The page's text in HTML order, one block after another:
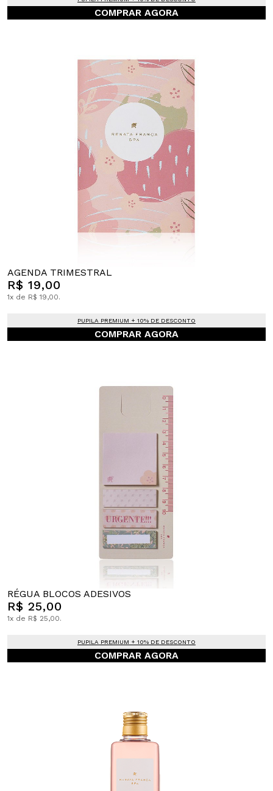
COMPRAR AGORA
AGENDA TRIMESTRAL
R$ 19,00
1x de R$ 19,00.
PUPILA PREMIUM + 10% DE DESCONTO
COMPRAR AGORA
RÉGUA BLOCOS ADESIVOS
R$ 25,00
1x de R$ 25,00.
PUPILA PREMIUM + 10% DE DESCONTO
COMPRAR AGORA